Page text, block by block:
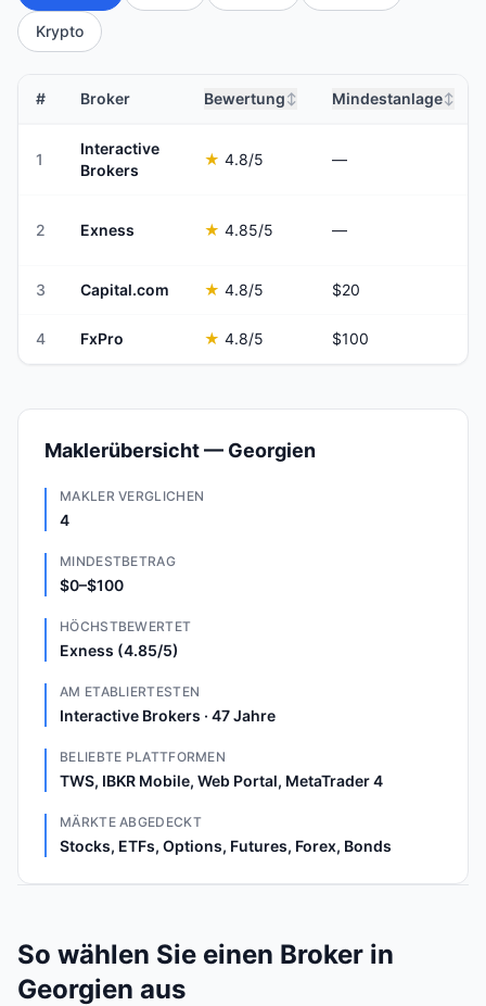
Krypto
# Broker Bewertung ↕ Mindestanlage↕
1
Interactive
Brokers
★ 4.8/5 —
2 Exness ★ 4.85/5 —
3 Capital.com ★ 4.8/5 $20
4 FxPro ★ 4.8/5 $100
Maklerübersicht — Georgien
MAKLER VERGLICHEN
4
MINDESTBETRAG
$0–$100
HÖCHSTBEWERTET
Exness (4.85/5)
AM ETABLIERTESTEN
Interactive Brokers · 47 Jahre
BELIEBTE PLATTFORMEN
TWS, IBKR Mobile, Web Portal, MetaTrader 4
MÄRKTE ABGEDECKT
Stocks, ETFs, Options, Futures, Forex, Bonds
So wählen Sie einen Broker in
Georgien aus